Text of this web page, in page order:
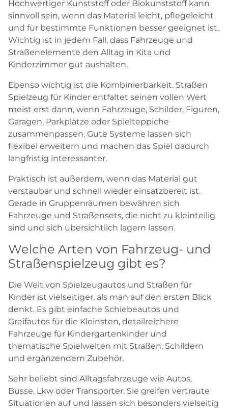
Hochwertiger Kunststoff oder Biokunststoff kann
sinnvoll sein, wenn das Material leicht, pflegeleicht
und für bestimmte Funktionen besser geeignet ist.
Wichtig ist in jedem Fall, dass Fahrzeuge und
Straßenelemente den Alltag in Kita und
Kinderzimmer gut aushalten.
Ebenso wichtig ist die Kombinierbarkeit. Straßen
Spielzeug für Kinder entfaltet seinen vollen Wert
meist erst dann, wenn Fahrzeuge, Schilder, Figuren,
Garagen, Parkplätze oder Spielteppiche
zusammenpassen. Gute Systeme lassen sich
flexibel erweitern und machen das Spiel dadurch
langfristig interessanter.
Praktisch ist außerdem, wenn das Material gut
verstaubar und schnell wieder einsatzbereit ist.
Gerade in Gruppenräumen bewähren sich
Fahrzeuge und Straßensets, die nicht zu kleinteilig
sind und sich übersichtlich lagern lassen.
Welche Arten von Fahrzeug- und
Straßenspielzeug gibt es?
Die Welt von Spielzeugautos und Straßen für
Kinder ist vielseitiger, als man auf den ersten Blick
denkt. Es gibt einfache Schiebeautos und
Greifautos für die Kleinsten, detailreichere
Fahrzeuge für Kindergartenkinder und
thematische Spielwelten mit Straßen, Schildern
und ergänzendem Zubehör.
Sehr beliebt sind Alltagsfahrzeuge wie Autos,
Busse, Lkw oder Transporter. Sie greifen vertraute
Situationen auf und lassen sich besonders vielseitig